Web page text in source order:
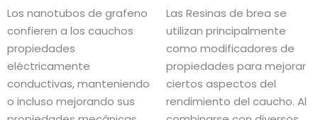
Los nanotubos de grafeno
confieren a los cauchos
propiedades
eléctricamente
conductivas, manteniendo
o incluso mejorando sus
Las Resinas de brea se
utilizan principalmente
como modificadores de
propiedades para mejorar
ciertos aspectos del
rendimiento del caucho. Al